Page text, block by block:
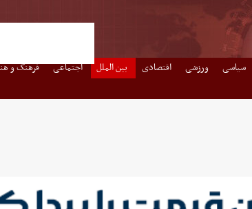
سیاسی ورزشی اقتصادی بین الملل اجتماعی فرهنگ و